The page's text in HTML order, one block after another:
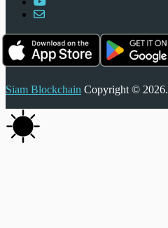
Siam Blockchain Copyright © 2026.